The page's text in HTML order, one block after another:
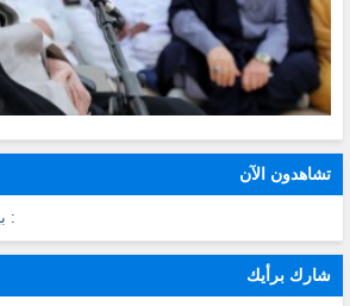
تشاهدون الآن
:
شارك برأيك